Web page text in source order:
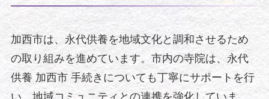
加西市は、永代供養を地域文化と調和させるため
の取り組みを進めています。市内の寺院は、永代
供養 加西市 手続きについても丁寧にサポートを行